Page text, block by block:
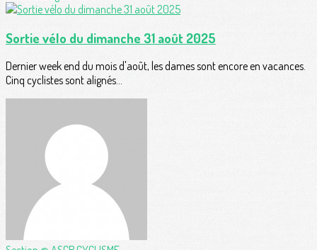
Sortie vélo du dimanche 31 août 2025
Dernier week end du mois d'août, les dames sont encore en vacances.
Cinq cyclistes sont alignés...